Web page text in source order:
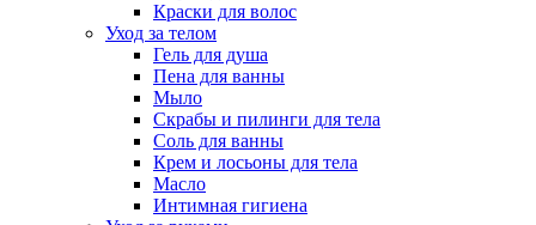
Краски для волос
Уход за телом
Гель для душа
Пена для ванны
Мыло
Скрабы и пилинги для тела
Соль для ванны
Крем и лосьоны для тела
Масло
Интимная гигиена